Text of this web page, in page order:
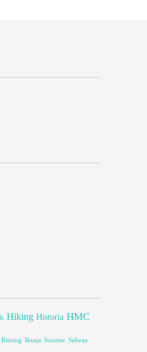
Hiking Historia HMC
Ritning Ronja Scooter Selway